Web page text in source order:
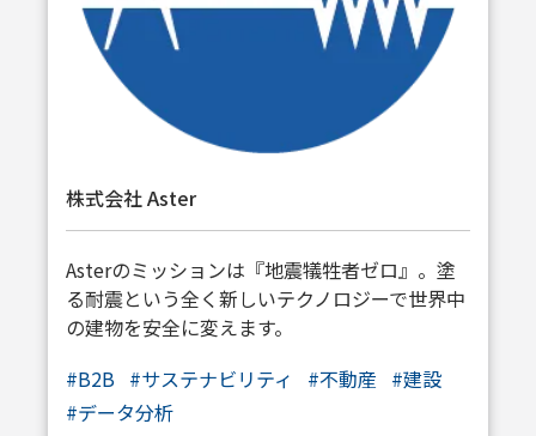
株式会社 Aster
Asterのミッションは『地震犠牲者ゼロ』。塗
る耐震という全く新しいテクノロジーで世界中
の建物を安全に変えます。
#B2B #サステナビリティ #不動産 #建設
#データ分析